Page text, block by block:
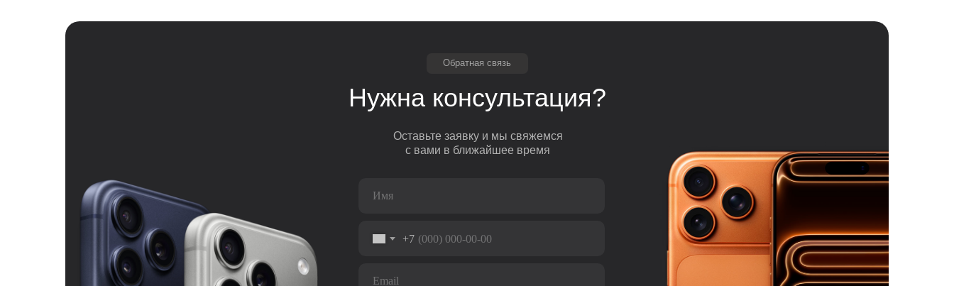
+7
Нужна консультация?
Обратная связь
Оставьте заявку и мы свяжемся
с вами в ближайшее время